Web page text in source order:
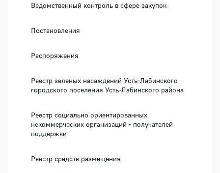
Ведомственный контроль в сфере закупок
Постановления
Распоряжения
Реестр зеленых насаждений Усть-Лабинского
городского поселения Усть-Лабинского района
Реестр социально ориентированных
некоммерческих организаций - получателей
поддержки
Реестр средств размещения